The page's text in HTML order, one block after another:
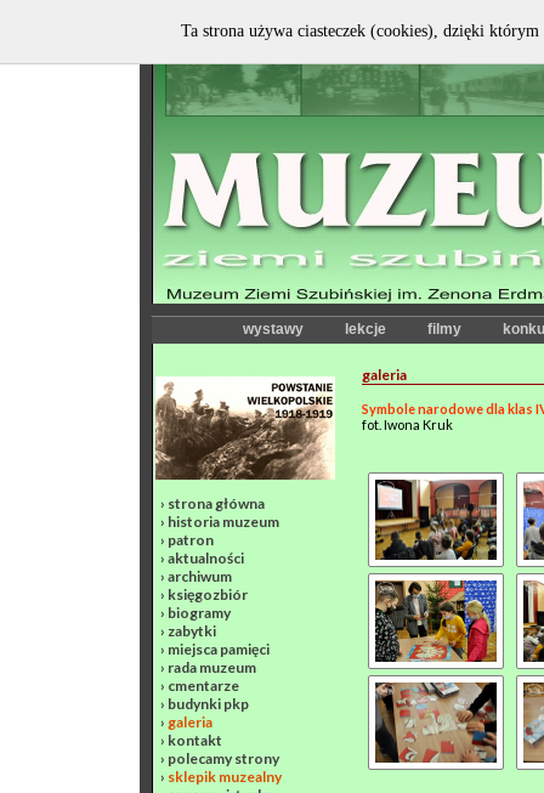
wystawy lekcje filmy
› strona główna
› historia muzeum
› patron
› aktualności
› archiwum
› księgozbiór
› biogramy
› zabytki
› miejsca pamięci
› rada muzeum
› cmentarze
› budynki pkp
› galeria
› kontakt
› polecamy strony
› sklepik muzealny
galeria
Symbole narodowe dla klas
fot. Iwona Kruk
Ta strona używa ciasteczek (cookies), dzięki